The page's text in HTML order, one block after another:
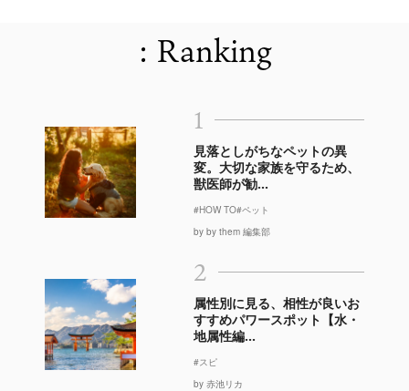
: Ranking
1
見落としがちなペットの異
変。大切な家族を守るため、
獣医師が勧...
#HOW TO#ペット
by by them 編集部
2
属性別に見る、相性が良いお
すすめパワースポット【水・
地属性編...
#スピ
by 赤池リカ